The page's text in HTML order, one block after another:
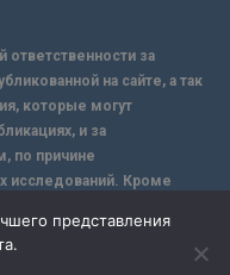
ответственности за
на сайте, а так
которые могут
и за
по причине
исследований. Кроме
ответственности за
представления